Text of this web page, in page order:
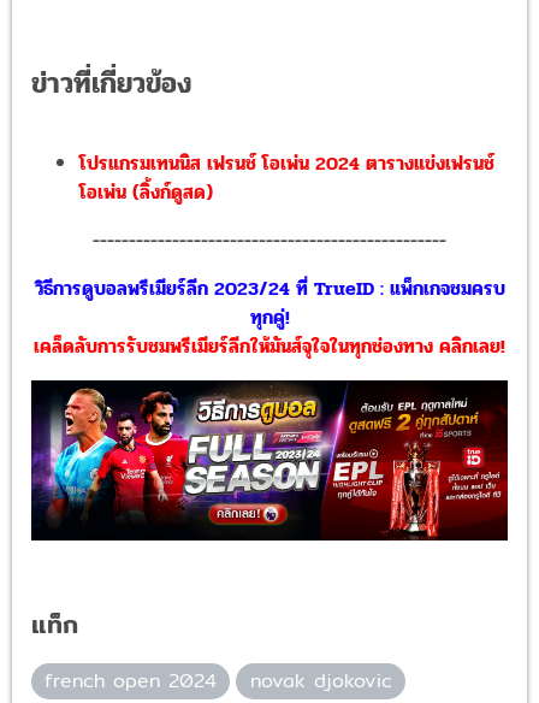
ข่าวที่เกี่ยวข้อง
โปรแกรมเทนนิส เฟรนช์ โอเพ่น 2024 ตารางแข่งเฟรนช์
โอเพ่น (ลิ้งก์ดูสด)
-------------------------------------------------
วิธีการดูบอลพรีเมียร์ลีก 2023/24 ที่ TrueID : แพ็กเกจชมครบ
ทุกคู่!
เคล็ดลับการรับชมพรีเมียร์ลีกให้มันส์จุใจในทุกช่องทาง คลิกเลย!
แท็ก
french open 2024 novak djokovic